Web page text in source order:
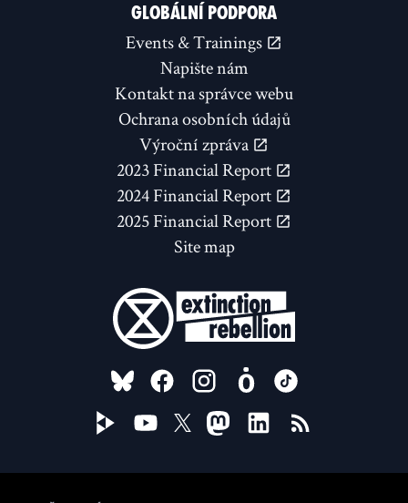
GLOBÁLNÍ PODPORA
Events & Trainings
Napište nám
Kontakt na správce webu
Ochrana osobních údajů
Výroční zpráva
2023 Financial Report
2024 Financial Report
2025 Financial Report
Site map
FOLLOW US ON